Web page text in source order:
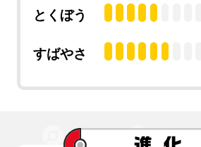
とくぼう
すばやさ